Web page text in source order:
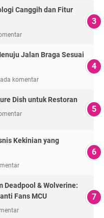
Canggih dan Fitur
Jalan Braga Sesuai
komentar
Dish untuk Restoran
Kekinian yang
Deadpool & Wolverine:
Fans MCU